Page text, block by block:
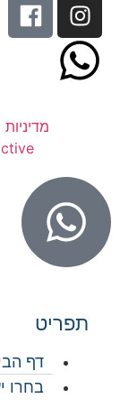
מדיניות
דף הבית
בחרו יעד